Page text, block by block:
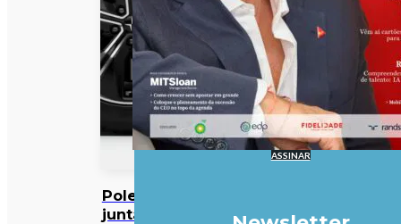
Polestar
junta-se
ASSINAR